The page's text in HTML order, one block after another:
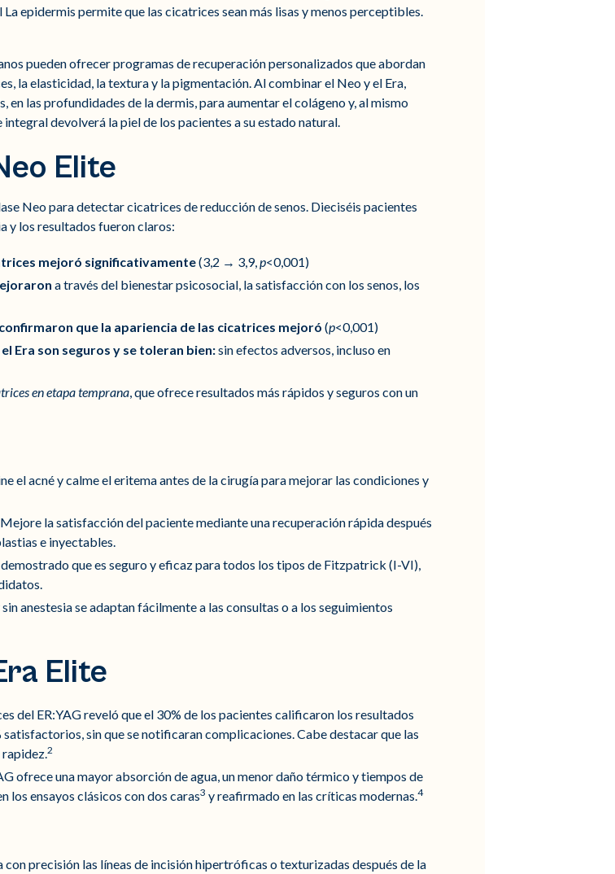
La epidermis permite que las cicatrices sean más lisas y menos perceptibles.
pueden ofrecer programas de recuperación personalizados que abordan
la elasticidad, la textura y la pigmentación. Al combinar el Neo y el Era,
las profundidades de la dermis, para aumentar el colágeno y, al mismo
devolverá la piel de los pacientes a su estado natural.
Elite
Neo para detectar cicatrices de reducción de senos. Dieciséis pacientes
y los resultados fueron claros:
mejoró significativamente(3,2 → 3,9,p<0,001)
a través del bienestar psicosocial, la satisfacción con los senos, los
que la apariencia de las cicatrices mejoró (p<0,001)
Era son seguros y se toleran bien:sin efectos adversos, incluso en
en etapa temprana, que ofrece resultados más rápidos y seguros con un
el acné y calme el eritema antes de la cirugía para mejorar las condiciones y
la satisfacción del paciente mediante una recuperación rápida después
e inyectables.
demostrado que es seguro y eficaz paratodos los tipos de Fitzpatrick (I-VI),
anestesia se adaptan fácilmente a las consultas o a los seguimientos
Elite
del ER:YAG reveló que el 30% de los pacientes calificaron los resultados
sin que se notificaran complicaciones. Cabe destacar que las
2
ofrece una mayor absorción de agua, un menor daño térmico y tiempos de
los ensayos clásicos con dos caras3 y reafirmado en las críticas modernas.4
con precisión las líneas de incisión hipertróficas o texturizadas después de la